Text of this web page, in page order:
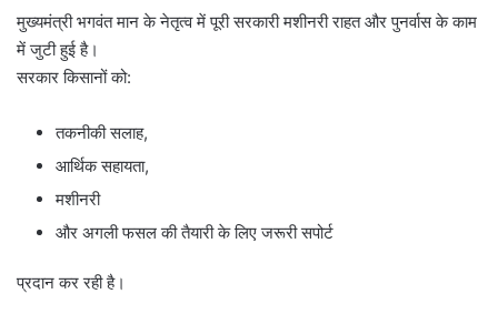
मुख्यमंत्री भगवंत मान के नेतृत्व में पूरी सरकारी मशीनरी राहत और पुनर्वास के काम
में जुटी हुई है।
सरकार किसानों को:
तकनीकी सलाह,
आर्थिक सहायता,
मशीनरी
और अगली फसल की तैयारी के लिए जरूरी सपोर्ट
प्रदान कर रही है।